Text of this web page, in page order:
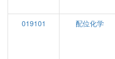
019101
配位化学